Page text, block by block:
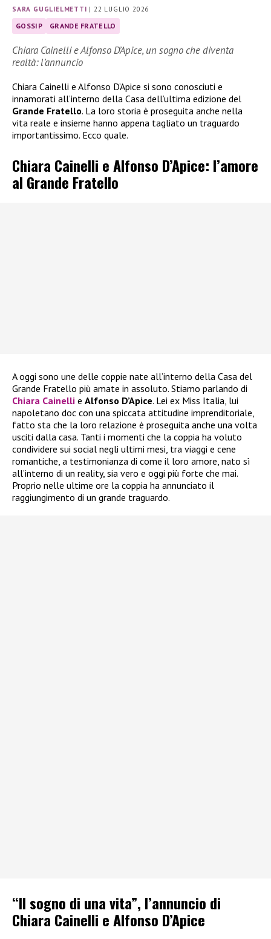
SARA GUGLIELMETTI |22 LUGLIO 2026
GOSSIP GRANDE FRATELLO
Chiara Cainelli e Alfonso D’Apice, un sogno che diventa
realtà: l’annuncio
Chiara Cainelli e Alfonso D’Apice si sono conosciuti e
innamorati all’interno della Casa dell’ultima edizione del
Grande Fratello. La loro storia è proseguita anche nella
vita reale e insieme hanno appena tagliato un traguardo
importantissimo. Ecco quale.
Chiara Cainelli e Alfonso D’Apice: l’amore
al Grande Fratello
A oggi sono une delle coppie nate all’interno della Casa del
Grande Fratello più amate in assoluto. Stiamo parlando di
Chiara Cainelli e Alfonso D’Apice. Lei ex Miss Italia, lui
napoletano doc con una spiccata attitudine imprenditoriale,
fatto sta che la loro relazione è proseguita anche una volta
usciti dalla casa. Tanti i momenti che la coppia ha voluto
condividere sui social negli ultimi mesi, tra viaggi e cene
romantiche, a testimonianza di come il loro amore, nato sì
all’interno di un reality, sia vero e oggi più forte che mai.
Proprio nelle ultime ore la coppia ha annunciato il
raggiungimento di un grande traguardo.
“Il sogno di una vita”, l’annuncio di
Chiara Cainelli e Alfonso D’Apice